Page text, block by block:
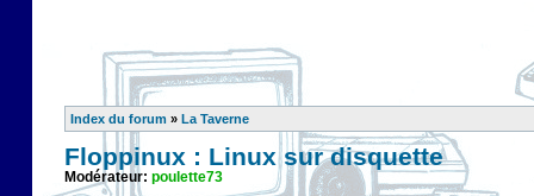
Index du forum » La Taverne
Floppinux : Linux sur disquette
Modérateur: poulette73